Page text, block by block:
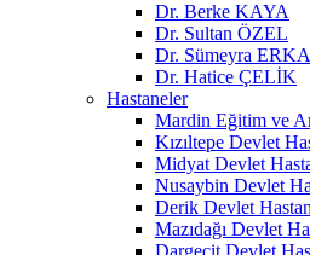
Dr. Berke KAYA
Dr. Sultan ÖZEL
Dr. Sümeyra
Dr. Hatice ÇELİK
Hastaneler
Mardin Eğitim ve
Kızıltepe Devlet
Midyat Devlet
Nusaybin Devlet
Derik Devlet
Mazıdağı Devlet
Dargeçit Devlet